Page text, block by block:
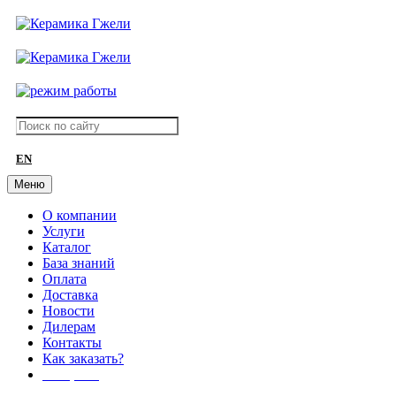
EN
Меню
О компании
Услуги
Каталог
База знаний
Оплата
Доставка
Новости
Дилерам
Контакты
Как заказать?